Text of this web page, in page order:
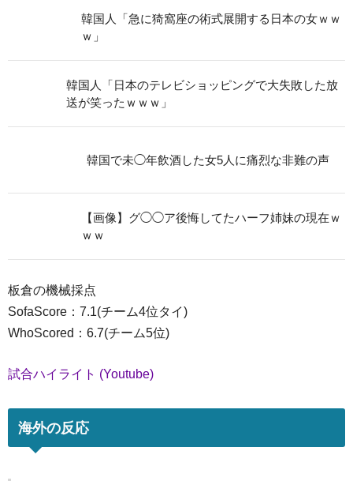
韓国人「急に猗窩座の術式展開する日本の女ｗｗ
ｗ」
韓国人「日本のテレビショッピングで大失敗した放
送が笑ったｗｗｗ」
韓国で未◯年飲酒した女5人に痛烈な非難の声
【画像】グ◯◯ア後悔してたハーフ姉妹の現在ｗ
ｗｗ
板倉の機械採点
SofaScore：7.1(チーム4位タイ)
WhoScored：6.7(チーム5位)
試合ハイライト (Youtube)
海外の反応